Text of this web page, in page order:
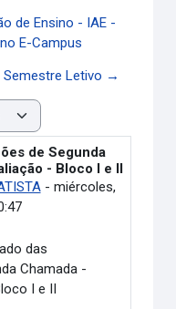
de Ensino - IAE -
E-Campus
Semestre Letivo →
de Segunda
- Bloco I e II
- miércoles,
das
Chamada -
I e II